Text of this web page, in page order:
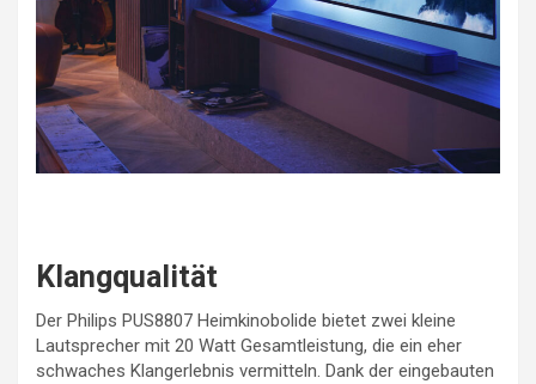
Klangqualität
Der Philips PUS8807 Heimkinobolide bietet zwei kleine
Lautsprecher mit 20 Watt Gesamtleistung, die ein eher
schwaches Klangerlebnis vermitteln. Dank der eingebauten